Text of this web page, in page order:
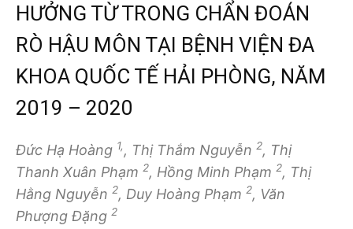
HƯỞNG TỪ TRONG CHẨN ĐOÁN
RÒ HẬU MÔN TẠI BỆNH VIỆN ĐA
KHOA QUỐC TẾ HẢI PHÒNG, NĂM
2019 – 2020
Đức Hạ Hoàng 1,, Thị Thắm Nguyễn 2, Thị
Thanh Xuân Phạm 2, Hồng Minh Phạm 2, Thị
Hằng Nguyễn 2, Duy Hoàng Phạm 2, Văn
Phượng Đặng 2